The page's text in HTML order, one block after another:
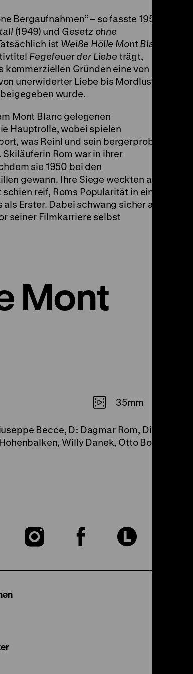
Bergaufnahmen“ – so fasste 1951
(1949) und Gesetz ohne
ist Weiße Hölle Mont Blanc
Fegefeuer der Liebe trägt,
Gründen eine von
unerwiderter Liebe bis Mordlust
wurde.
Mont Blanc gelegenen
Hauptrolle, wobei spielen
was Reinl und sein bergerprobter
Rom war in ihrer
sie 1950 bei den
gewann. Ihre Siege weckten auch
reif, Roms Popularität in ein
Erster. Dabei schwang sicher auch
seiner Filmkarriere selbst
Mont
35mm
Becce, D: Dagmar Rom, Dietmar
Willy Danek, Otto Bolesch, 83‘
Zu
Zu
Zu